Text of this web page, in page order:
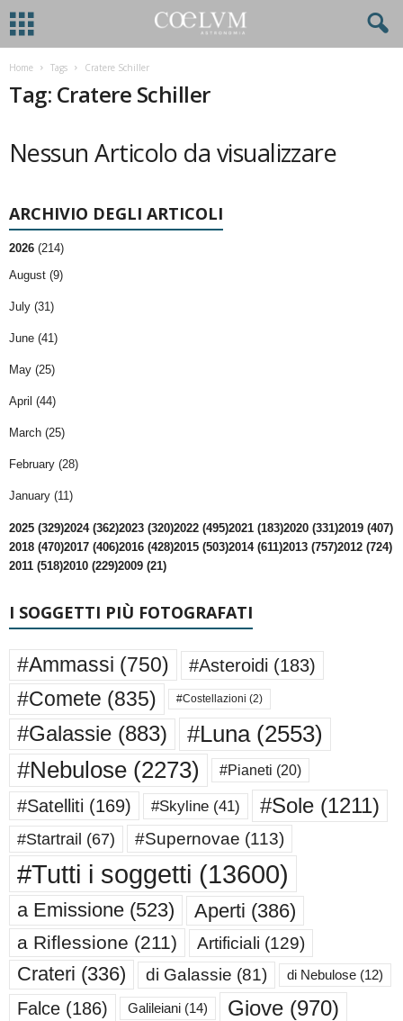
Home Tags Cratere Schiller
Tag: Cratere Schiller
Nessun Articolo da visualizzare
ARCHIVIO DEGLI ARTICOLI
2026 (214)
August (9)
July (31)
June (41)
May (25)
April (44)
March (25)
February (28)
January (11)
2025 (329)2024 (362)2023 (320)2022 (495)2021 (183)2020 (331)2019 (407)
2018 (470)2017 (406)2016 (428)2015 (503)2014 (611)2013 (757)2012 (724)
2011 (518)2010 (229)2009 (21)
I SOGGETTI PIÙ FOTOGRAFATI
#Ammassi (750) #Asteroidi (183)
#Comete (835) #Costellazioni (2)
#Galassie (883) #Luna(2553)
#Nebulose (2273) #Pianeti (20)
#Satelliti (169) #Skyline (41) #Sole (1211)
#Startrail (67) #Supernovae (113)
#Tutti i soggetti (13600)
a Emissione (523) Aperti (386)
a Riflessione (211) Artificiali (129)
Crateri (336) di Galassie (81) di Nebulose (12)
Falce (186) Galileiani (14) Giove (970)